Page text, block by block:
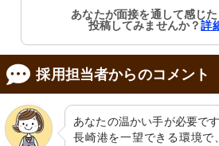
あなたが面接を通して感じ
投稿してみませんか？詳
採用担当者からのコメント
あなたの温かい手が必要です
長崎港を一望できる環境で